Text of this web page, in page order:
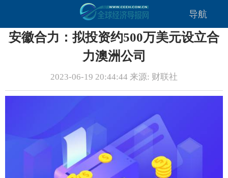
导航
安徽合力：拟投资约500万美元设立合
力澳洲公司
2023-06-19 20:44:44 来源: 财联社